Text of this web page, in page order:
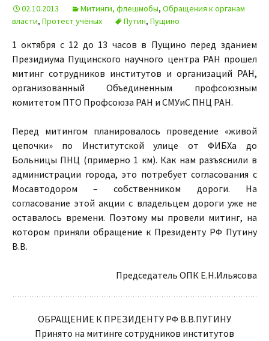
02.10.2013 Митинги, флешмобы, Обращения к органам
власти, Протест учёных Путин, Пущино
1 октября с 12 до 13 часов в Пущино перед зданием
Президиума Пущинского научного центра РАН прошел
митинг сотрудников институтов и организаций РАН,
организованный Объединенным профсоюзным
комитетом ПТО Профсоюза РАН и СМУиС ПНЦ РАН.
Перед митингом планировалось проведение «живой
цепочки» по Институтской улице от ФИБХа до
Больницы ПНЦ (примерно 1 км). Как нам разъяснили в
администрации города, это потребует согласования с
Мосавтодором – собственником дороги. На
согласование этой акции с владельцем дороги уже не
оставалось времени. Поэтому мы провели митинг, на
котором приняли обращение к Президенту РФ Путину
В.В.
Председатель ОПК Е.Н.Ильясова
ОБРАЩЕНИЕ К ПРЕЗИДЕНТУ РФ В.В.ПУТИНУ
Принято на митинге сотрудников институтов